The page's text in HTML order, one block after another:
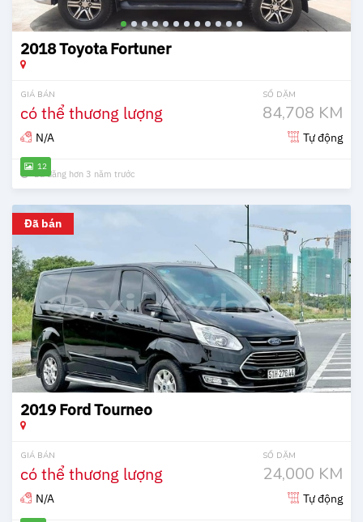
12
2018 Toyota Fortuner
GIÁ BÁN
có thể thương lượng
SỐ DẶM
84,708 KM
N/A Tự động
Đã đăng hơn 3 năm trước
Đã bán
2019 Ford Tourneo
GIÁ BÁN
có thể thương lượng
SỐ DẶM
24,000 KM
N/A Tự động